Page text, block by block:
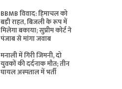
BBMB विवाद: हिमाचल को
बड़ी राहत, बिजली के रूप में
मिलेगा बकाया; सुप्रीम कोर्ट ने
पंजाब से मांगा जवाब
मनाली में गिरी जिमनी, दो
युवकों की दर्दनाक मौत; तीन
घायल अस्पताल में भर्ती